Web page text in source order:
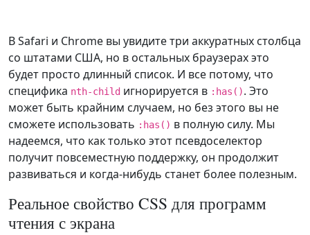
В Safari и Chrome вы увидите три аккуратных столбца
со штатами США, но в остальных браузерах это
будет просто длинный список. И все потому, что
специфика nth-child игнорируется в :has(). Это
может быть крайним случаем, но без этого вы не
сможете использовать :has() в полную силу. Мы
надеемся, что как только этот псевдоселектор
получит повсеместную поддержку, он продолжит
развиваться и когда-нибудь станет более полезным.
Реальное свойство CSS для программ
чтения с экрана